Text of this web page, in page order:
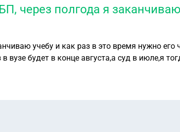
через полгода я
в это время нужно его через суд признать погибшим, это
вузе будет в конце августа,а суд в июле,я